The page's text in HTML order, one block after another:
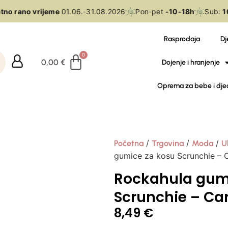
rano vrijeme01.06.-31.08.2026 Pon-pet-10-18h Sub:10-
0,00€
Rasprodaja
Dojenje i hranjenje
Oprema za bebe i
Početna / Trgovina / Moda /
gumice za kosu Scrunchie –
Rockahula
Scrunchie –
8,49 €